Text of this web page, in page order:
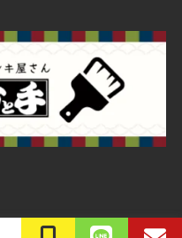
プライバシーポリシー